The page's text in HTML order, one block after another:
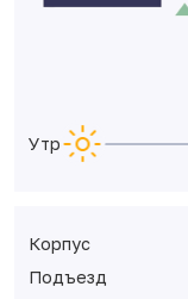
Утро
Корпус
Подъезд